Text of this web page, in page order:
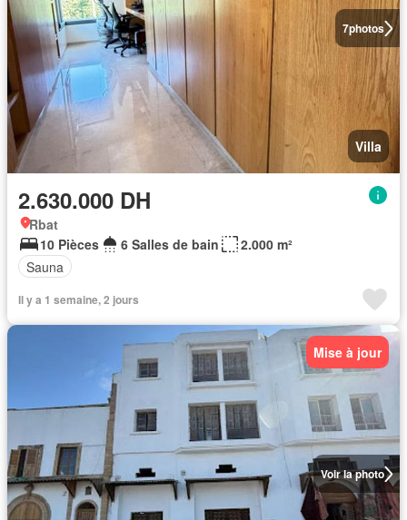
7photos
Villa
2.630.000 DH
Rbat
10 Pièces
6 Salles de bain
2.000 m²
Sauna
Il y a 1 semaine, 2 jours
Voir la photo
Mise à jour